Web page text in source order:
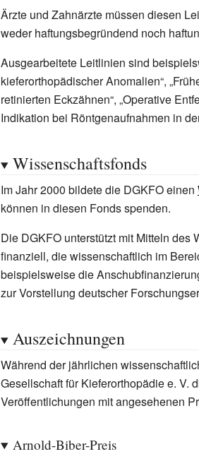
Ärzte und Zahnärzte müssen diesen
weder haftungsbegründend noch
Ausgearbeitete Leitlinien sind
kieferorthopädischer Anomalien“,
retinierten Eckzähnen“, „Operative
Indikation bei Röntgenaufnahmen in
Wissenschaftsfonds
Im Jahr 2000 bildete die DGKFO einen
können in diesen Fonds spenden.
Die DGKFO unterstützt mit Mitteln
finanziell, die wissenschaftlich im
beispielsweise die
zur Vorstellung deutscher
Auszeichnungen
Während der jährlichen
Gesellschaft für Kieferorthopädie e. V.
Veröffentlichungen mit angesehenen
Arnold-Biber-Preis